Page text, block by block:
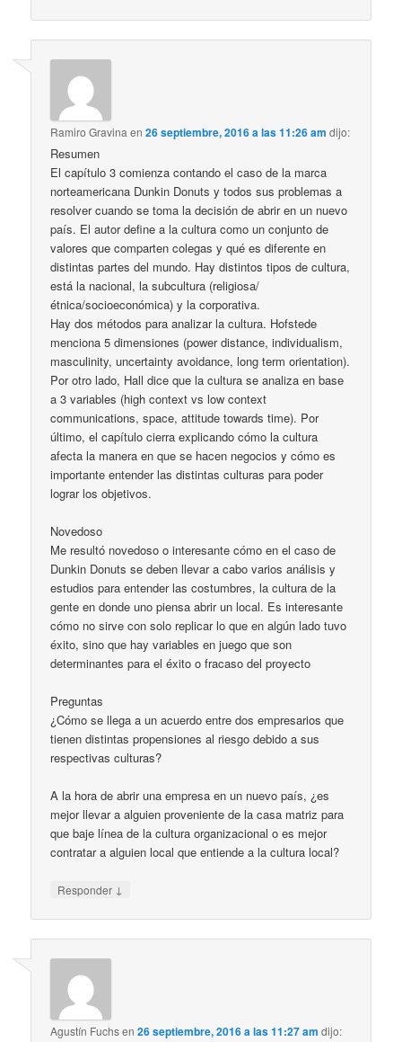
Ramiro Gravina en26 septiembre, 2016 a las 11:26 am dijo:
Resumen
El capítulo 3 comienza contando el caso de la marca
norteamericana Dunkin Donuts y todos sus problemas a
resolver cuando se toma la decisión de abrir en un nuevo
país. El autor define a la cultura como un conjunto de
valores que comparten colegas y qué es diferente en
distintas partes del mundo. Hay distintos tipos de cultura,
está la nacional, la subcultura (religiosa/
étnica/socioeconómica) y la corporativa.
Hay dos métodos para analizar la cultura. Hofstede
menciona 5 dimensiones (power distance, individualism,
masculinity, uncertainty avoidance, long term orientation).
Por otro lado, Hall dice que la cultura se analiza en base
a 3 variables (high context vs low context
communications, space, attitude towards time). Por
último, el capítulo cierra explicando cómo la cultura
afecta la manera en que se hacen negocios y cómo es
importante entender las distintas culturas para poder
lograr los objetivos.
Novedoso
Me resultó novedoso o interesante cómo en el caso de
Dunkin Donuts se deben llevar a cabo varios análisis y
estudios para entender las costumbres, la cultura de la
gente en donde uno piensa abrir un local. Es interesante
cómo no sirve con solo replicar lo que en algún lado tuvo
éxito, sino que hay variables en juego que son
determinantes para el éxito o fracaso del proyecto
Preguntas
¿Cómo se llega a un acuerdo entre dos empresarios que
tienen distintas propensiones al riesgo debido a sus
respectivas culturas?
A la hora de abrir una empresa en un nuevo país, ¿es
mejor llevar a alguien proveniente de la casa matriz para
que baje línea de la cultura organizacional o es mejor
contratar a alguien local que entiende a la cultura local?
Responder ↓
Agustín Fuchsen26 septiembre, 2016 a las 11:27 am dijo: